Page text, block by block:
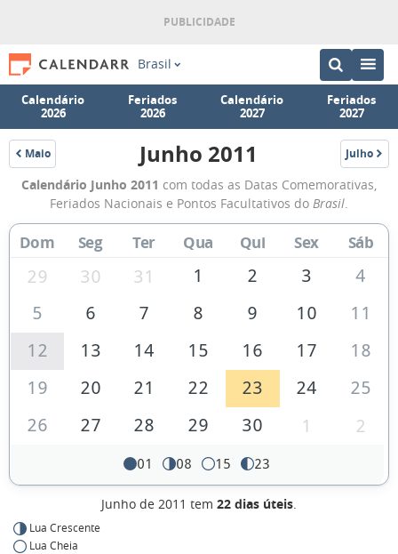
Brasil
Calendário
2026
Feriados
2026
Calendário
2027
Feriados
2027
Maio
2011
Calendário
de
Junho
de
2011
Junho 2011 Julho
2011
Calendário Junho 2011 com todas as Datas Comemorativas,
Feriados Nacionais e Pontos Facultativos do Brasil.
Dom Seg Ter Qua Qui Sex Sáb
29 30 31 1 2 3
4
5
6 7 8 9 10
11
12
13 14 15 16 17
18
19
20 21 22 23 24
25
26
27 28 29 30 1 2
01 08 15 23
Junho de 2011 tem 22 dias úteis.
Lua Crescente
Lua Cheia